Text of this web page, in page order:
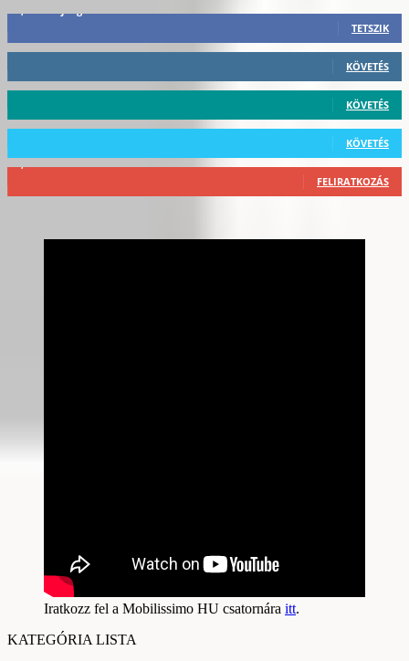
TETSZIK
KÖVETÉS
KÖVETÉS
KÖVETÉS
FELIRATKOZÁS
Iratkozz fel a Mobilissimo HU csatornára itt.
KATEGÓRIA LISTA